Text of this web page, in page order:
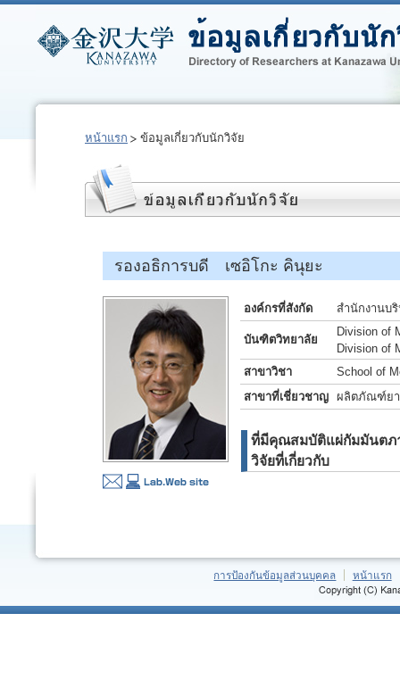
หน้าแรก ข้อมูลเกี่ยวกับนักวิจัย
รองอธิการบดี เซอิโกะ คินุยะ
องค์กรที่สังกัด สำนักงานบ
บันฑิตวิทยาลัย
Division of
Division of
สาขาวิชา
School of
สาขาที่เชี่ยวชาญ ผลิตภัณฑ์ยา
ที่มีคุณสมบัติแผ่กัมมันตภ
วิจัยที่เกี่ยวกับ
การป้องกันข้อมูลส่วนบุคคล หน้าแรก